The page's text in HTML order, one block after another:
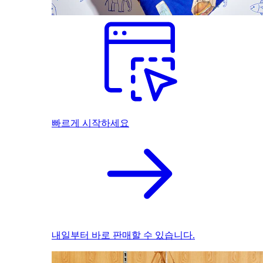
빠르게 시작하세요
내일부터 바로 판매할 수 있습니다.